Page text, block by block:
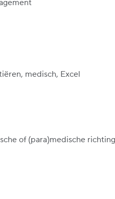
medisch, Excel
of (para)medische richting